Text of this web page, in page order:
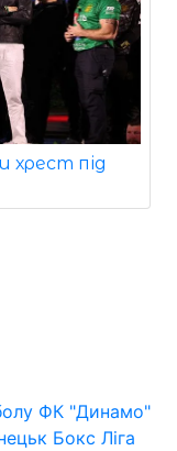
хрест під
ФК "Динамо"
Бокс Ліга